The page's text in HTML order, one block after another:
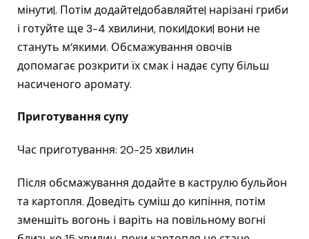
мінути|. Потім додайте|добавляйте| нарізані гриби
і готуйте ще 3-4 хвилини, поки|доки| вони не
стануть м’якими. Обсмажування овочів
допомагає розкрити їх смак і надає супу більш
насиченого аромату.
Приготування супу
Час приготування: 20-25 хвилин
Після обсмажування додайте в каструлю бульйон
та картопля. Доведіть суміш до кипіння, потім
зменшіть вогонь і варіть на повільному вогні